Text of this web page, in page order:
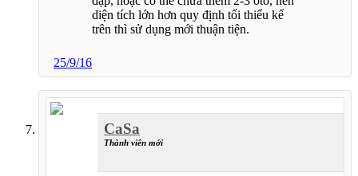
diện tích lớn hơn quy định tối thiểu kể
trên thì sử dụng mới thuận tiện.
25/9/16
CaSa
Thành viên mới